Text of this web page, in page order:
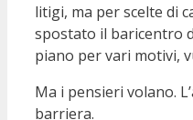
litigi, ma per scelte di
spostato il baricentro
piano per vari motivi,
Ma i pensieri volano.
barriera.